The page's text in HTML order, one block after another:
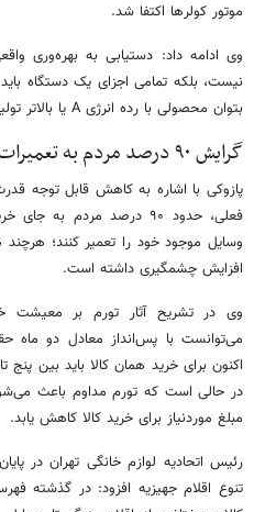
موتور کولرها اکتفا شد.
وی ادامه داد: دستیابی به بهره‌وری
نیست، بلکه تمامی اجزای یک دستگاه
بتوان محصولی با رده انرژی A یا بالاتر تولید و عرضه کرد.
گرایش ۹۰ درصد مردم به تعمیرات و کوچک‌تر شدن سبد جهیزیه
پازوکی با اشاره به کاهش قابل توجه
فعلی، حدود ۹۰ درصد مردم
وسایل موجود خود را تعمیر کنند؛
افزایش چشمگیری داشته است.
وی در تشریح آثار تورم بر معیشت
می‌توانست با پس‌انداز معادل دو ماه
اکنون برای خرید همان کالا باید بین
در حالی است که تورم مداوم باعث
مبلغ موردنیاز برای خرید کالا کاهش یابد.
رئیس اتحادیه لوازم خانگی تهران در